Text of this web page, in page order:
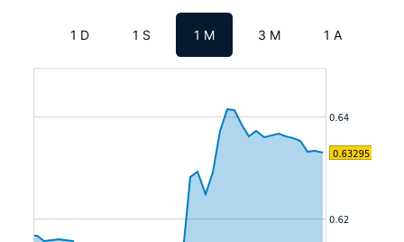
1 D 1 S 1 M 3 M 1 A